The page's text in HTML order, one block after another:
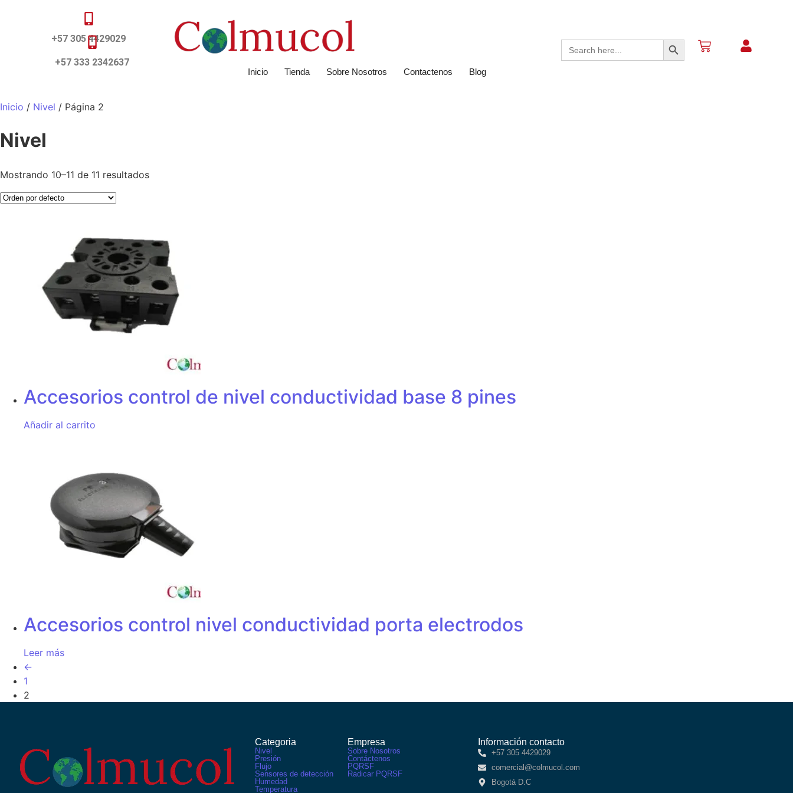
+57 305 4429029
+57 333 2342637
Inicio Tienda Sobre Nosotros Contactenos Blog
Search
for:
Search Button
Inicio / Nivel / Página 2
Nivel
Mostrando 10–11 de 11 resultados
Accesorios control de nivel conductividad base 8 pines
Añadir al carrito
Accesorios control nivel conductividad porta electrodos
Leer más
←
1
2
Categoria
Nivel
Presión
Flujo
Sensores de detección
Humedad
Temperatura
Empresa
Sobre Nosotros
Contáctenos
PQRSF
Radicar PQRSF
Información contacto
+57 305 4429029
comercial@colmucol.com
Bogotá D.C